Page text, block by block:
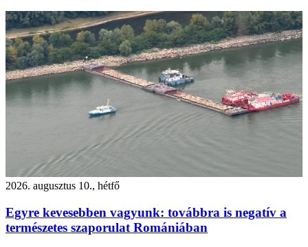
2026. augusztus 10., hétfő
Egyre kevesebben vagyunk: továbbra is negatív a
természetes szaporulat Romániában